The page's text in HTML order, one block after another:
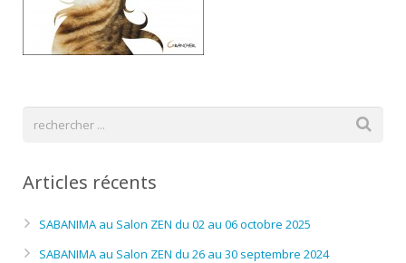
Articles récents
SABANIMA au Salon ZEN du 02 au 06 octobre 2025
SABANIMA au Salon ZEN du 26 au 30 septembre 2024